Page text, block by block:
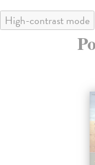
High-contrast mode